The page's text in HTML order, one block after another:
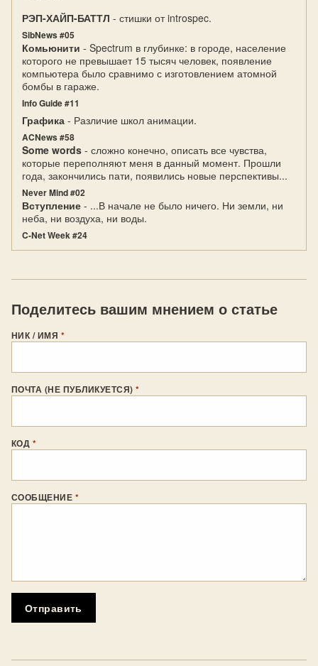
РЭП-ХАЙП-БАТТЛ - стишки от introspec.
SibNews #05
Комьюнити - Spectrum в глубинке: в городе, население
которого не превышает 15 тысяч человек, появление
компьютера было сравнимо с изготовлением атомной
бомбы в гараже.
Info Guide #11
Графика - Различие школ анимации.
ACNews #58
Some words - сложно конечно, описать все чувства,
которые переполняют меня в данный момент. Прошли
года, закончились пати, появились новые перспективы...
Never Mind #02
Вступление - ...В начале не было ничего. Ни земли, ни
неба, ни воздуха, ни воды.
C-Net Week #24
Поделитесь вашим мнением о статье
НИК / ИМЯ *
ПОЧТА (НЕ ПУБЛИКУЕТСЯ)*
КОД *
СООБЩЕНИЕ *
Отправить